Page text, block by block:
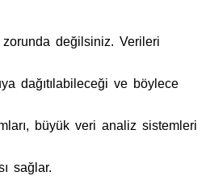
zorunda değilsiniz. Verileri
dağıtılabileceği ve böylece
büyük veri analiz sistemleri
sağlar.